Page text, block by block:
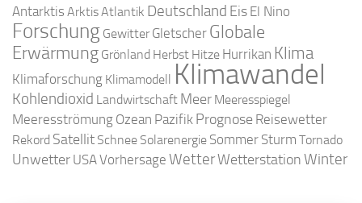
Antarktis ArktisAtlantik Deutschland Eis El Nino
Forschung Gewitter Gletscher Globale
Erwärmung Grönland Herbst Hitze Hurrikan Klima
Klimaforschung Klimamodell Klimawandel
Kohlendioxid Landwirtschaft Meer Meeresspiegel
Meeresströmung Ozean Pazifik Prognose Reisewetter
Rekord Satellit Schnee Solarenergie Sommer Sturm Tornado
Unwetter USAVorhersage WetterWetterstationWinter